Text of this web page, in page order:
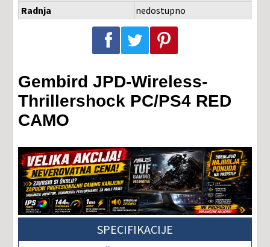
Radnja
nedostupno
Podeli na Facebook-u Podeli na Twitter-u Podeli na Pinterest-u
Gembird JPD-Wireless-
Thrillershock PC/PS4 RED
CAMO
SPECIFIKACIJE